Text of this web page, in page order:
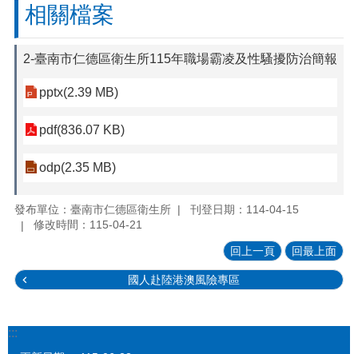
相關檔案
2-臺南市仁德區衛生所115年職場霸凌及性騷擾防治簡報
pptx(2.39 MB)
pdf(836.07 KB)
odp(2.35 MB)
發布單位：臺南市仁德區衛生所
刊登日期：114-04-15
修改時間：115-04-21
回上一頁 回最上面
國人赴陸港澳風險專區
:::